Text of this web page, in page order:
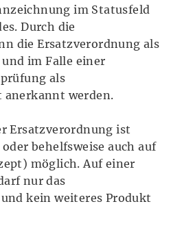
im Statusfeld
Durch die
die Ersatzverordnung als
im Falle einer
als
anerkannt werden.
Ersatzverordnung ist
behelfsweise auch auf
möglich. Auf einer
nur das
kein weiteres Produkt